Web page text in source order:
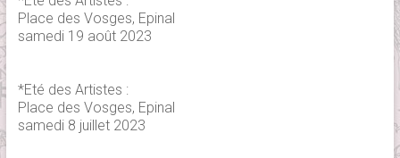
Place des Vosges, Epinal
samedi 19 août 2023
*Eté des Artistes :
Place des Vosges, Epinal
samedi 8 juillet 2023